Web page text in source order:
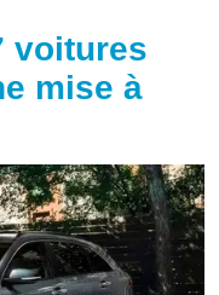
voitures
mise à